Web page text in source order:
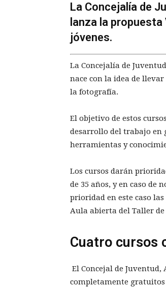
La Concejalía de
lanza la
jóvenes.
La Concejalía de
nace con la idea de
la fotografía.
El objetivo de estos
desarrollo del trabajo en
herramientas y
Los cursos darán
de 35 años, y en caso de
prioridad en este caso
Aula abierta del Taller
Cuatro cursos
El Concejal de Juventud,
completamente